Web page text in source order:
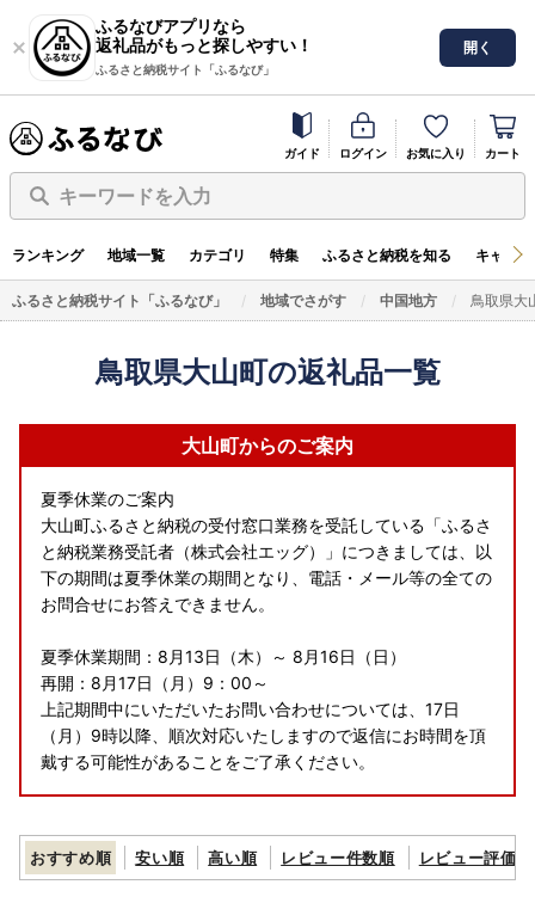
ふるなびアプリなら
返礼品がもっと探しやすい！
ふるさと納税サイト「ふるなび」
開く
ガイド ログイン お気に入り カート
キーワードを入力
ランキング 地域一覧 カテゴリ 特集 ふるさと納税を知る キャン
ふるさと納税サイト「ふるなび」 地域でさがす 中国地方 鳥取県大
鳥取県大山町の返礼品一覧
大山町からのご案内
夏季休業のご案内
大山町ふるさと納税の受付窓口業務を受託している「ふるさ
と納税業務受託者（株式会社エッグ）」につきましては、以
下の期間は夏季休業の期間となり、電話・メール等の全ての
お問合せにお答えできません。
夏季休業期間：8月13日（木）～ 8月16日（日）
再開：8月17日（月）9：00～
上記期間中にいただいたお問い合わせについては、17日
（月）9時以降、順次対応いたしますので返信にお時間を頂
戴する可能性があることをご了承ください。
おすすめ順 安い順 高い順 レビュー件数順 レビュー評価順